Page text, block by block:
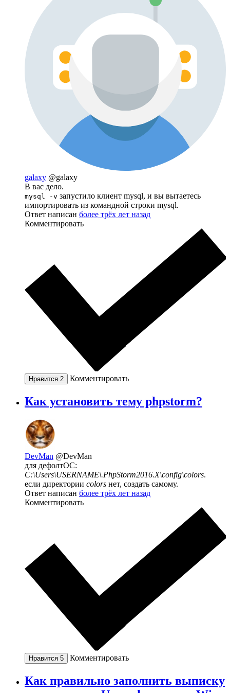
galaxy @galaxy
В вас дело.
mysql -v запустило клиент mysql, и вы вытаетесь
импортировать из командной строки mysql.
Ответ написан более трёх лет назад
Комментировать
Нравится 2 Комментировать
Как установить тему phpstorm?
DevMan @DevMan
для дефолтОС:
C:\Users\USERNAME\.PhpStorm2016.X\config\colors.
если директории colors нет, создать самому.
Ответ написан более трёх лет назад
Комментировать
Нравится 5 Комментировать
Как правильно заполнить выписку